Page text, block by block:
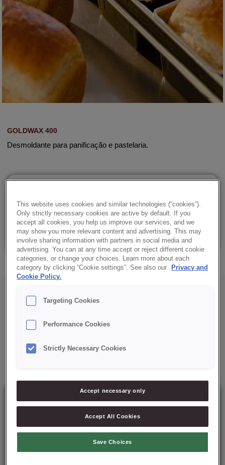
GOLDWAX 400
Desmoldante para panificação e pastelaria.
Bidão: 10 Lt
Mais soluções para si
This website uses cookies and similar technologies (“cookies”).
Only strictly necessary cookies are active by default. If you
accept all cookies, you help us improve our services, and we
may show you more relevant content and advertising. This may
involve sharing information with partners in social media and
advertising. You can at any time accept or reject different cookie
categories, or change your choices. Learn more about each
category by clicking “Cookie settings”. See also our
Privacy and
Cookie Policy.
Targeting Cookies
Performance Cookies
Strictly Necessary Cookies
Accept necessary only
Accept All Cookies
Save Choices